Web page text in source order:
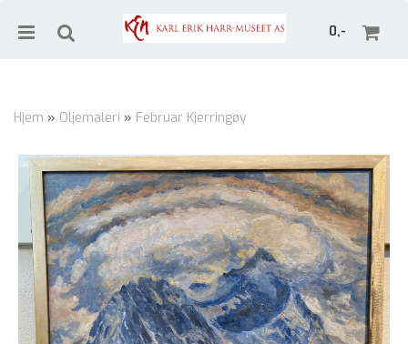
0,-
Hjem » Oljemaleri » Februar Kjerringøy
Trykk ENTER for å søke